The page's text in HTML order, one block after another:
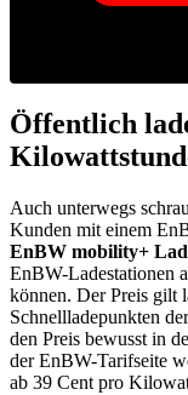
Öffentlich
Auch unterwegs
Kunden mit einem
EnBW mobility+
EnBW-Ladestationen
können. Der Preis gilt
Schnellladepunkten
den Preis bewusst in
der EnBW-Tarifseite
ab 39 Cent pro